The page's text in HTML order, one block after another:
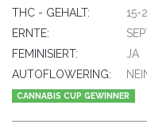
THC - GEHALT:
15-
ERNTE:
FEMINISIERT:
JA
AUTOFLOWERING:
CANNABIS CUP GEWINNER